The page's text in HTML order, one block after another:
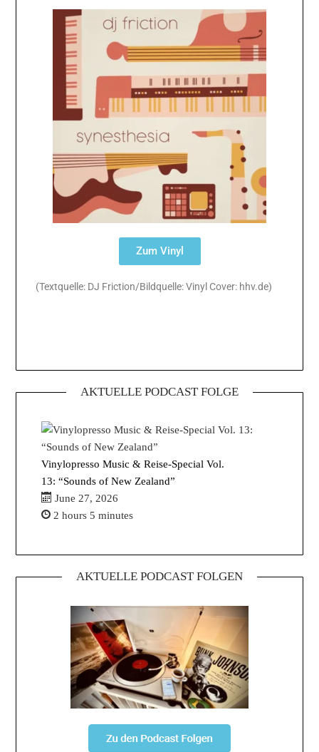
Zum Vinyl
(Textquelle: DJ Friction/Bildquelle: Vinyl Cover: hhv.de)
AKTUELLE PODCAST FOLGE
Vinylopresso Music & Reise-Special Vol.
13: “Sounds of New Zealand”
June 27, 2026
2 hours 5 minutes
AKTUELLE PODCAST FOLGEN